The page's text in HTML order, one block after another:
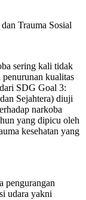
Trauma Sosial
sering kali tidak
kualitas
SDG Goal 3:
Sejahtera) diuji
narkoba
yang dipicu oleh
kesehatan yang
pengurangan
udara yakni